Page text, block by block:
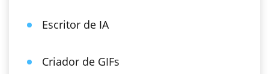
Escritor de IA
Criador de GIFs